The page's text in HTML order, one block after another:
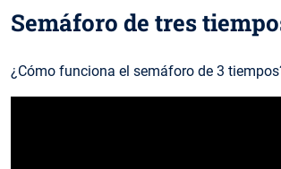
Semáforo de tres
¿Cómo funciona el semáforo de 3